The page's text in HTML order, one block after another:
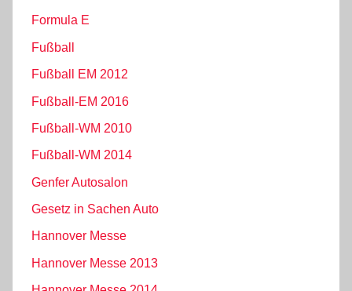
Formula E
Fußball
Fußball EM 2012
Fußball-EM 2016
Fußball-WM 2010
Fußball-WM 2014
Genfer Autosalon
Gesetz in Sachen Auto
Hannover Messe
Hannover Messe 2013